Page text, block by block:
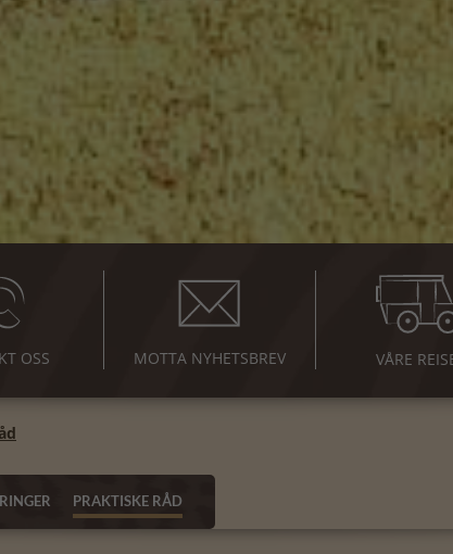
OSS MOTTA NYHETSBREV VÅRE
PRAKTISKE RÅD